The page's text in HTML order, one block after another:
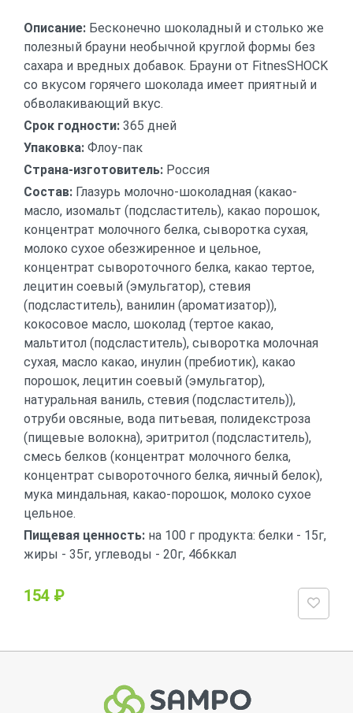
Описание: Бесконечно шоколадный и столько же
полезный брауни необычной круглой формы без
сахара и вредных добавок. Брауни от FitnesSHOCK
со вкусом горячего шоколада имеет приятный и
обволакивающий вкус.
Срок годности: 365 дней
Упаковка: Флоу-пак
Страна-изготовитель: Россия
Состав: Глазурь молочно-шоколадная (какао-
масло, изомальт (подсластитель), какао порошок,
концентрат молочного белка, сыворотка сухая,
молоко сухое обезжиренное и цельное,
концентрат сывороточного белка, какао тертое,
лецитин соевый (эмульгатор), стевия
(подсластитель), ванилин (ароматизатор)),
кокосовое масло, шоколад (тертое какао,
мальтитол (подсластитель), сыворотка молочная
сухая, масло какао, инулин (пребиотик), какао
порошок, лецитин соевый (эмульгатор),
натуральная ваниль, стевия (подсластитель)),
отруби овсяные, вода питьевая, полидекстроза
(пищевые волокна), эритритол (подсластитель),
смесь белков (концентрат молочного белка,
концентрат сывороточного белка, яичный белок),
мука миндальная, какао-порошок, молоко сухое
цельное.
Пищевая ценность: на 100 г продукта: белки - 15г,
жиры - 35г, углеводы - 20г, 466ккал
154 ₽